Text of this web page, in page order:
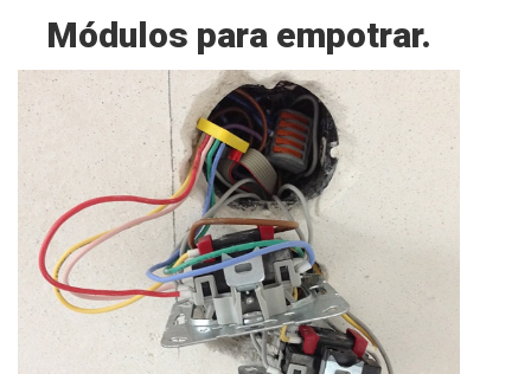
Módulos para empotrar.